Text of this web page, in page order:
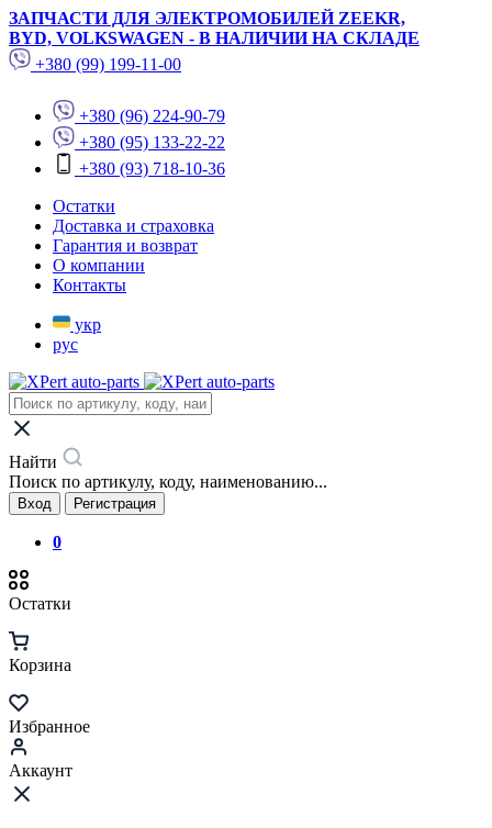
ЗАПЧАСТИ ДЛЯ ЭЛЕКТРОМОБИЛЕЙ ZEEKR,
BYD, VOLKSWAGEN - В НАЛИЧИИ НА СКЛАДЕ
+380 (99) 199-11-00
+380 (96) 224-90-79
+380 (95) 133-22-22
+380 (93) 718-10-36
Остатки
Доставка и страховка
Гарантия и возврат
О компании
Контакты
укр
рус
Найти
Поиск по артикулу, коду, наименованию...
Вход Регистрация
0
Остатки
Корзина
Избранное
Аккаунт